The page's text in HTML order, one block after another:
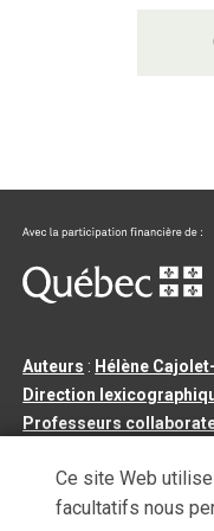
Auteurs : Hélène
Direction
Professeurs
Tous droits réservés©
Ce site Web
facultatifs nous